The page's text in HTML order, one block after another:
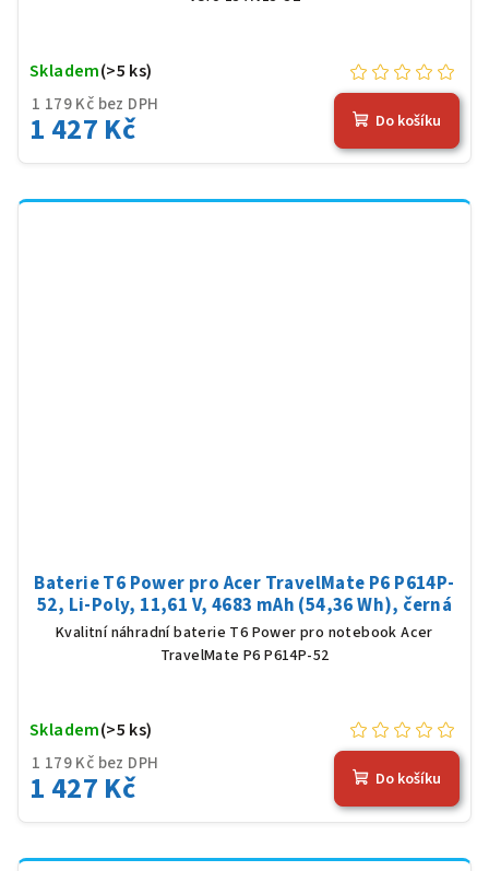
1 179 Kč bez DPH
1 427 Kč
Skladem(>5 ks)
Do košíku
Baterie T6 Power pro Acer TravelMate P6 P614P-
52, Li-Poly, 11,61 V, 4683 mAh (54,36 Wh), černá
Kvalitní náhradní baterie T6 Power pro notebook Acer
TravelMate P6 P614P-52
1 179 Kč bez DPH
1 427 Kč
Skladem(>5 ks)
Do košíku